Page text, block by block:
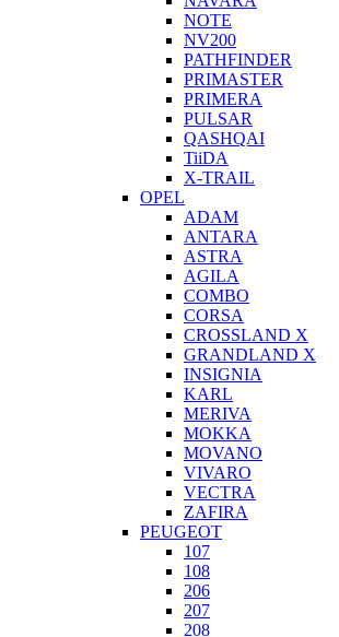
NOTE
NV200
PATHFINDER
PRIMASTER
PRIMERA
PULSAR
QASHQAI
TiiDA
X-TRAIL
OPEL
ADAM
ANTARA
ASTRA
AGILA
COMBO
CORSA
CROSSLAND X
GRANDLAND X
INSIGNIA
KARL
MERIVA
MOKKA
MOVANO
VIVARO
VECTRA
ZAFIRA
PEUGEOT
107
108
206
207
208